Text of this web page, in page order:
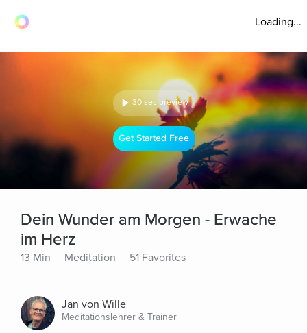
Loading...
30 sec preview
Get Started Free
Dein Wunder am Morgen - Erwache
im Herz
13 Min Meditation 51 Favorites
Jan von Wille
Meditationslehrer & Trainer